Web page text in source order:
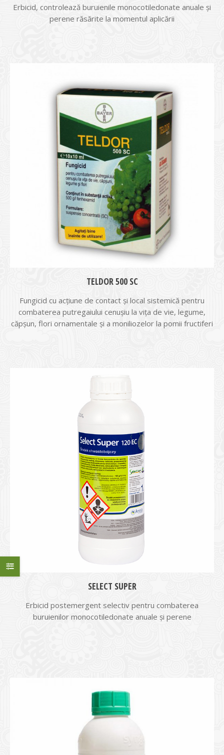
Erbicid, controlează buruienile monocotiledonate anuale şi
perene răsărite la momentul aplicării
TELDOR 500 SC
Fungicid cu acţiune de contact şi local sistemică pentru
combaterea putregaiului cenuşiu la viţa de vie, legume,
căpşun, flori ornamentale şi a moniliozelor la pomii fructiferi
SELECT SUPER
Erbicid postemergent selectiv pentru combaterea
buruienilor monocotiledonate anuale și perene